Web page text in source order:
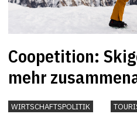
Coopetition:
mehr
WIRTSCHAFTSPOLITIK